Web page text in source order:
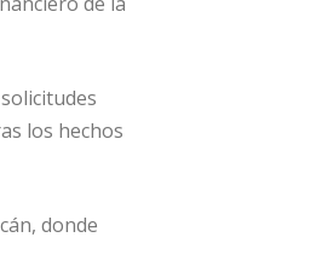
los hechos
donde